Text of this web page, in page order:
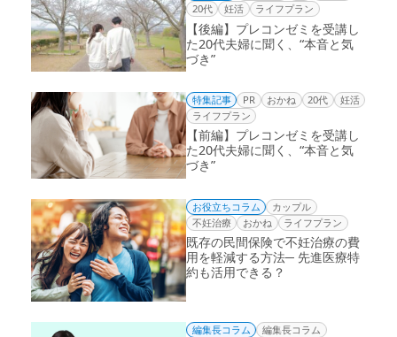
20代
妊活 ライフプラン
【後編】プレコンゼミを受講し
た20代夫婦に聞く、“本音と気
づき”
特集記事 PR おかね 20代
妊活
ライフプラン
【前編】プレコンゼミを受講し
た20代夫婦に聞く、“本音と気
づき”
お役立ちコラム
カップル
不妊治療
おかね ライフプラン
既存の民間保険で不妊治療の費
用を軽減する方法─ 先進医療特
約も活用できる？
編集長コラム
編集長コラム